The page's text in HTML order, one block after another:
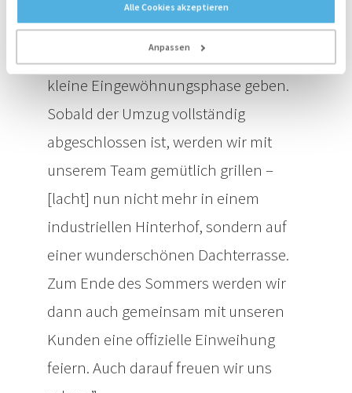
Alle Cookies akzeptieren
Anpassen
Wir freuen uns, dass es endlich
soweit ist. Sicher wird es noch eine
kleine Eingewöhnungsphase geben.
Sobald der Umzug vollständig
abgeschlossen ist, werden wir mit
unserem Team gemütlich grillen –
[lacht] nun nicht mehr in einem
industriellen Hinterhof, sondern auf
einer wunderschönen Dachterrasse.
Zum Ende des Sommers werden wir
dann auch gemeinsam mit unseren
Kunden eine offizielle Einweihung
feiern. Auch darauf freuen wir uns